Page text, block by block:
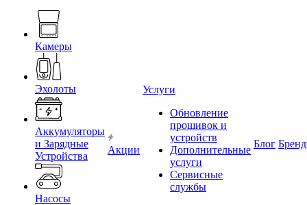
Камеры
Эхолоты
Аккумуляторы
и Зарядные
Устройства
Насосы
Акции
Услуги
Обновление
прошивок и
устройств
Дополнительные
услуги
Сервисные
службы
Блог